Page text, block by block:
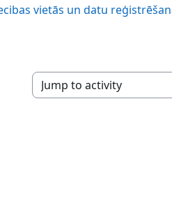
vietās un datu
Jump to activity